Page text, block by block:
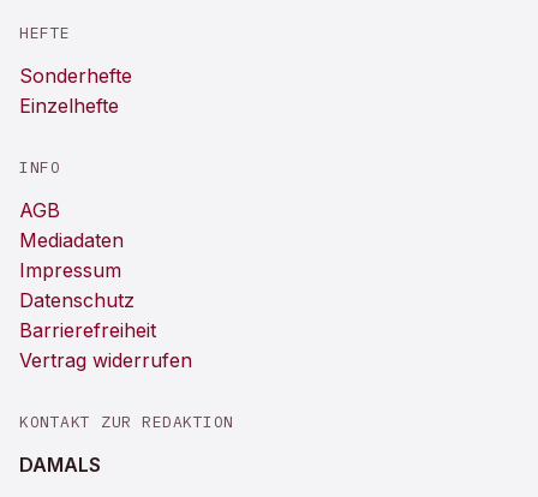
HEFTE
Sonderhefte
Einzelhefte
INFO
AGB
Mediadaten
Impressum
Datenschutz
Barrierefreiheit
Vertrag widerrufen
KONTAKT ZUR REDAKTION
DAMALS